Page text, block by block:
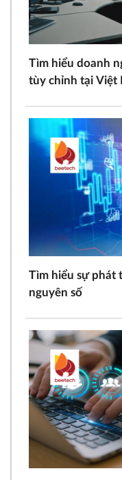
Tìm hiểu doanh
tùy chỉnh tại Việt
Tìm hiểu sự phát
nguyên số